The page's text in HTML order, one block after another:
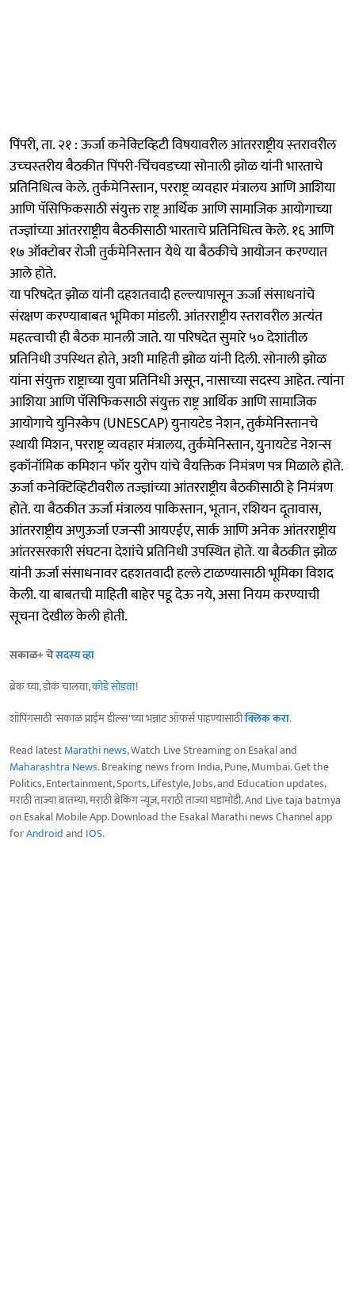
पिंपरी, ता. २१ : ऊर्जा कनेक्‍टिव्‍हिटी विषयावरील आंतरराष्ट्रीय स्‍तरावरील
उच्‍चस्‍तरीय बैठकीत पिंपरी-चिंचवडच्‍या सोनाली झोळ यांनी भारताचे
प्रतिनिधित्व केले. तुर्कमेनिस्तान, परराष्ट्र व्यवहार मंत्रालय आणि आशिया
आणि पॅसिफिकसाठी संयुक्त राष्ट्र आर्थिक आणि सामाजिक आयोगाच्या
तज्ज्ञांच्या आंतरराष्ट्रीय बैठकीसाठी भारताचे प्रतिनिधित्व केले. १६ आणि
१७ ऑक्टोबर रोजी तुर्कमेनिस्तान येथे या बैठकीचे आयोजन करण्यात
आले होते.
या परिषदेत झोळ यांनी दहशतवादी हल्‍ल्‍यापासून ऊर्जा संसाधनांचे
संरक्षण करण्याबाबत भूमिका मांडली. आंतरराष्ट्रीय स्‍तरावरील अत्‍यंत
महत्‍त्‍वाची ही बैठक मानली जाते. या परिषदेत सुमारे ५० देशांतील
प्रतिनिधी उपस्‍थित होते, अशी माहिती झोळ यांनी दिली. सोनाली झोळ
यांना संयुक्त राष्ट्राच्या युवा प्रतिनिधी असून, नासाच्या सदस्य आहेत. त्‍यांना
आशिया आणि पॅसिफिकसाठी संयुक्त राष्ट्र आर्थिक आणि सामाजिक
आयोगाचे युनिस्‍केप (UNESCAP) युनायटेड नेशन, तुर्कमेनिस्तानचे
स्थायी मिशन, परराष्ट्र व्यवहार मंत्रालय, तुर्कमेनिस्तान, युनायटेड नेशन्स
इकॉनॉमिक कमिशन फॉर युरोप यांचे वैयक्तिक निमंत्रण पत्र मिळाले होते.
ऊर्जा कनेक्टिव्हिटीवरील तज्ज्ञांच्या आंतरराष्ट्रीय बैठकीसाठी हे निमंत्रण
होते. या बैठकीत ऊर्जा मंत्रालय पाकिस्तान, भूतान, रशियन दूतावास,
आंतरराष्ट्रीय अणुऊर्जा एजन्सी आयएईए, सार्क आणि अनेक आंतरराष्ट्रीय
आंतरसरकारी संघटना देशांचे प्रतिनिधी उपस्थित होते. या बैठकीत झोळ
यांनी ऊर्जा संसाधनावर दहशतवादी हल्‍ले टाळण्यासाठी भूमिका विशद
केली. या बाबतची माहिती बाहेर पडू देऊ नये, असा नियम करण्याची
सूचना देखील केली होती.
सकाळ+ चेसदस्य व्हा
ब्रेक घ्या, डोकं चालवा,कोडे सोडवा!
शॉपिंगसाठी 'सकाळ प्राईम डील्स'च्या भन्नाट ऑफर्स पाहण्यासाठीक्लिक करा.
Read latestMarathi news, Watch Live Streaming on Esakal and
Maharashtra News. Breaking news from India, Pune, Mumbai. Get the
Politics, Entertainment, Sports, Lifestyle, Jobs, and Education updates,
मराठी ताज्या बातम्या, मराठी ब्रेकिंग न्यूज, मराठी ताज्या घडामोडी. And Live taja batmya
on Esakal Mobile App. Download the Esakal Marathi news Channel app
forAndroidand IOS.